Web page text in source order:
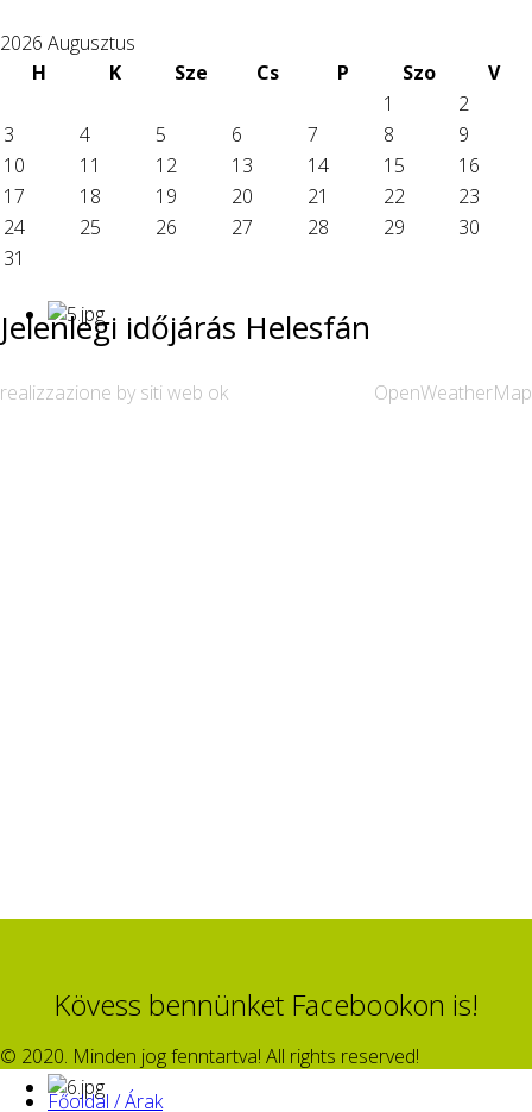
2026 Augusztus
H
K Sze Cs P Szo
V
1
2
3
4 5 6 7 8
9
10
11 12 13 14 15
16
17
18 19 20 21 22
23
24
25 26 27 28 29
30
31
Jelenlegi időjárás Helesfán
realizzazione by siti web ok OpenWeatherMap
Kövess bennünket Facebookon is!
© 2020. Minden jog fenntartva! All rights reserved!
Főoldal / Árak